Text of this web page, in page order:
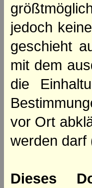
jedoch
geschieht
mit dem
die
vor Ort
werden darf
Dieses